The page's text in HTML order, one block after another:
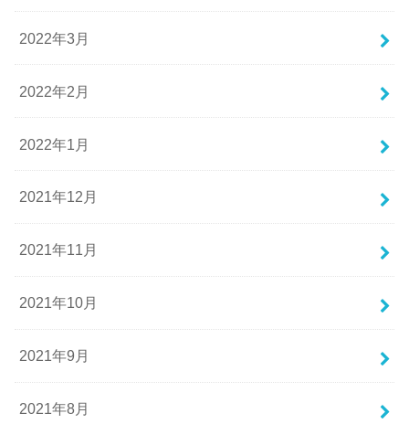
2022年3月
2022年2月
2022年1月
2021年12月
2021年11月
2021年10月
2021年9月
2021年8月